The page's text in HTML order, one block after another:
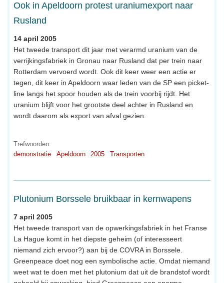
Ook in Apeldoorn protest uraniumexport naar
Rusland
14 april 2005
Het tweede transport dit jaar met verarmd uranium van de
verrijkingsfabriek in Gronau naar Rusland dat per trein naar
Rotterdam vervoerd wordt. Ook dit keer weer een actie er
tegen, dit keer in Apeldoorn waar leden van de SP een picket-
line langs het spoor houden als de trein voorbij rijdt. Het
uranium blijft voor het grootste deel achter in Rusland en
wordt daarom als export van afval gezien.
Trefwoorden:
demonstratie
Apeldoorn 2005 Transporten
Plutonium Borssele bruikbaar in kernwapens
7 april 2005
Het tweede transport van de opwerkingsfabriek in het Franse
La Hague komt in het diepste geheim (of interesseert
niemand zich ervoor?) aan bij de COVRA in Borssele.
Greenpeace doet nog een symbolische actie. Omdat niemand
weet wat te doen met het plutonium dat uit de brandstof wordt